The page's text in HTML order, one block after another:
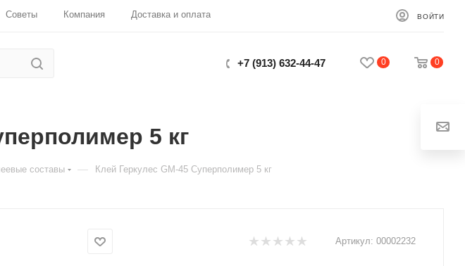
Советы Компания Доставка и оплата ВОЙТИ
0 0
+7 (913) 632-44-47
5 кг
составы — Клей Геркулес GM-45 Суперполимер 5 кг
Артикул: 00002232